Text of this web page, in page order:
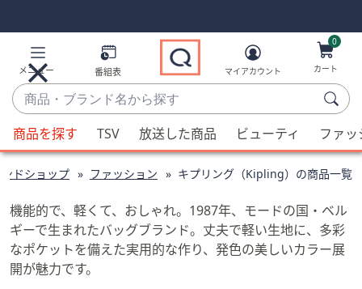
Links
Links2
メニュー 番組表
商
品・
ブ
ラ
ン
名
か
ら
探
候
補
利
用
可
能
な
場
マイアカウント
0
カート
商品を探す TSV 放送した商品 ビューティ ファ
ドショップ ファッション キプリング（Kipling）の商品一覧
機能的で、軽くて、おしゃれ。1987年、モードの国・ベル
ギーで生まれたバッグブランド。丈夫で軽い生地に、多彩
なポケットを備えた実用的な作り、発色の美しいカラー展
開が魅力です。